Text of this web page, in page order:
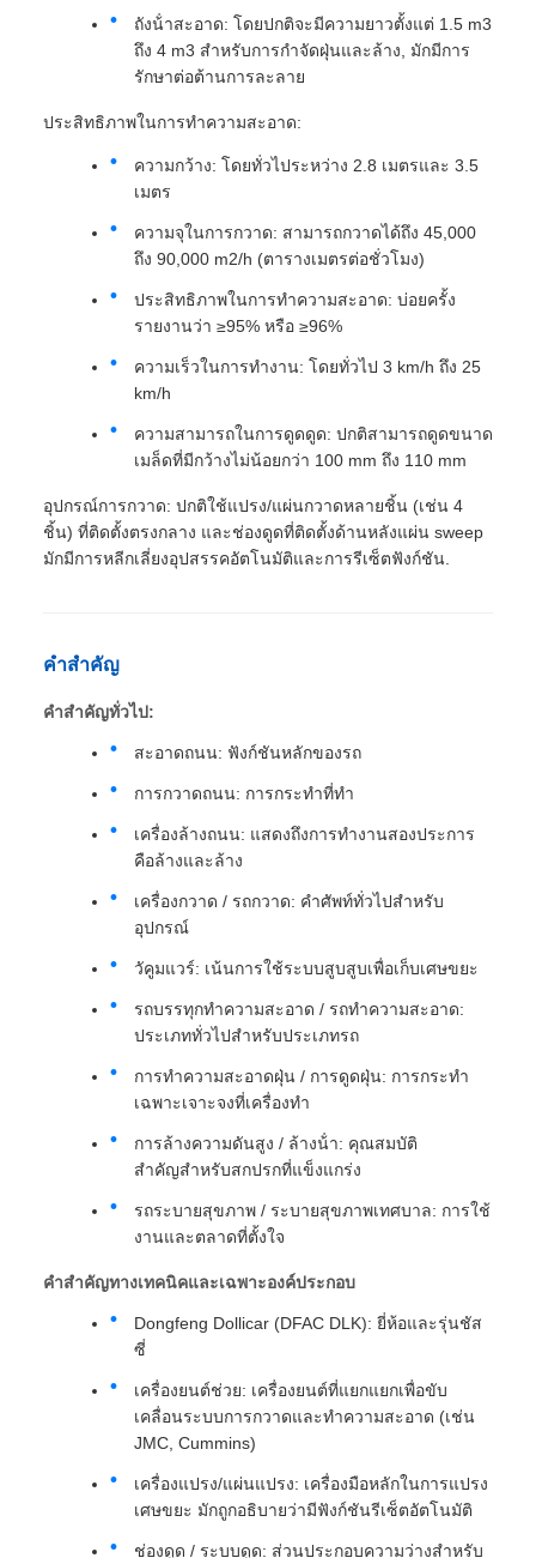
ถังน้ําสะอาด: โดยปกติจะมีความยาวตั้งแต่ 1.5 m3
ถึง 4 m3 สําหรับการกําจัดฝุ่นและล้าง, มักมีการ
รักษาต่อต้านการละลาย
ประสิทธิภาพในการทําความสะอาด:
ความกว้าง: โดยทั่วไประหว่าง 2.8 เมตรและ 3.5
เมตร
ความจุในการกวาด: สามารถกวาดได้ถึง 45,000
ถึง 90,000 m2/h (ตารางเมตรต่อชั่วโมง)
ประสิทธิภาพในการทําความสะอาด: บ่อยครั้ง
รายงานว่า ≥95% หรือ ≥96%
ความเร็วในการทํางาน: โดยทั่วไป 3 km/h ถึง 25
km/h
ความสามารถในการดูดดูด: ปกติสามารถดูดขนาด
เมล็ดที่มีกว้างไม่น้อยกว่า 100 mm ถึง 110 mm
อุปกรณ์การกวาด: ปกติใช้แปรง/แผ่นกวาดหลายชิ้น (เช่น 4
ชิ้น) ที่ติดตั้งตรงกลาง และช่องดูดที่ติดตั้งด้านหลังแผ่น sweep
มักมีการหลีกเลี่ยงอุปสรรคอัตโนมัติและการรีเซ็ตฟังก์ชัน.
คําสําคัญ
คําสําคัญทั่วไป:
สะอาดถนน: ฟังก์ชันหลักของรถ
การกวาดถนน: การกระทําที่ทํา
เครื่องล้างถนน: แสดงถึงการทํางานสองประการ
คือล้างและล้าง
เครื่องกวาด / รถกวาด: คําศัพท์ทั่วไปสําหรับ
อุปกรณ์
วัคูมแวร์: เน้นการใช้ระบบสูบสูบเพื่อเก็บเศษขยะ
รถบรรทุกทําความสะอาด / รถทําความสะอาด:
ประเภททั่วไปสําหรับประเภทรถ
การทําความสะอาดฝุ่น / การดูดฝุ่น: การกระทํา
เฉพาะเจาะจงที่เครื่องทํา
การล้างความดันสูง / ล้างน้ํา: คุณสมบัติ
สําคัญสําหรับสกปรกที่แข็งแกร่ง
รถระบายสุขภาพ / ระบายสุขภาพเทศบาล: การใช้
งานและตลาดที่ตั้งใจ
คําสําคัญทางเทคนิคและเฉพาะองค์ประกอบ
Dongfeng Dollicar (DFAC DLK): ยี่ห้อและรุ่นชัส
ซี่
เครื่องยนต์ช่วย: เครื่องยนต์ที่แยกแยกเพื่อขับ
เคลื่อนระบบการกวาดและทําความสะอาด (เช่น
JMC, Cummins)
เครื่องแปรง/แผ่นแปรง: เครื่องมือหลักในการแปรง
เศษขยะ มักถูกอธิบายว่ามีฟังก์ชันรีเซ็ตอัตโนมัติ
ช่องดูด / ระบบดูด: ส่วนประกอบความว่างสําหรับ